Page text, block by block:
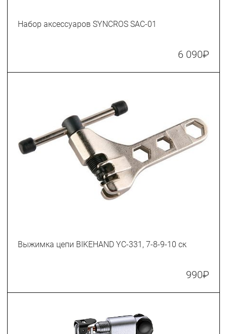
Набор аксессуаров SYNCROS SAC-01
6 090₽
Выжимка цепи BIKEHAND YC-331, 7-8-9-10 ск
990₽